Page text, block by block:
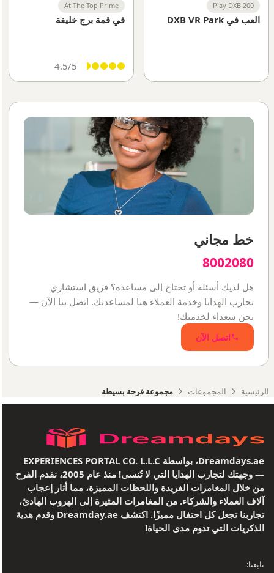
Play DXB 200
العب في DXB VR Park
At The Top Prime
في قمة برج خليفة
4.5/5
خط مجاني
8002080
هل لديك أسئلة أو تحتاج إلى مساعدة؟ فريق استشاري
تجارب الهدايا وخدمة العملاء هنا لمساعدتك. اتصل بنا الآن —
نحن سعداء لخدمتك!
اتصل الآن
الرئيسية المجموعات مجموعة فرحة بسيطة
Dreamdays.ae، بواسطة EXPERIENCES PORTAL CO. L.L.C
— وجهتك لتجارب الهدايا التي لا تُنسى! منذ عام 2005، نقدم الفرح
من خلال المغامرات الفريدة واللحظات المميزة، مما أثار إعجاب
آلاف العملاء والشركاء. من المغامرات المثيرة إلى الهروب الهادئ،
تجاربنا تجعل كل احتفال مميزًا. اكتشف Dreamday.ae وقدم هدية
الذكريات التي تدوم مدى الحياة!
تابعنا: